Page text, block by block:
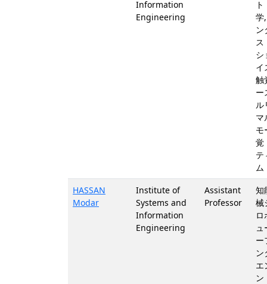
Information
Engineering
学
ン
ス
シ
イ
触
ー
ル
マ
モ
覚
テ
ム
HASSAN
Modar
Institute of
Systems and
Information
Engineering
Assistant
Professor
知
械
ロ
ュ
ー
ン
エ
ン